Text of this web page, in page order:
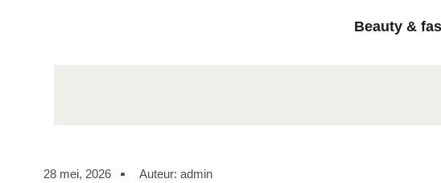
Beauty &
28 mei, 2026 Auteur: admin